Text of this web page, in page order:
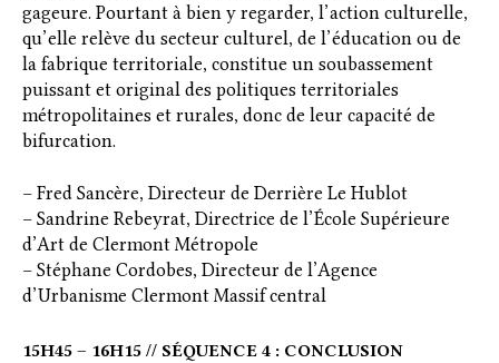
gageure. Pourtant à bien y regarder, l’action culturelle,
qu’elle relève du secteur culturel, de l’éducation ou de
la fabrique territoriale, constitue un soubassement
puissant et original des politiques territoriales
métropolitaines et rurales, donc de leur capacité de
bifurcation.
– Fred Sancère, Directeur de Derrière Le Hublot
– Sandrine Rebeyrat, Directrice de l’École Supérieure
d’Art de Clermont Métropole
– Stéphane Cordobes, Directeur de l’Agence
d’Urbanisme Clermont Massif central
15H45 – 16H15 // SÉQUENCE 4 : CONCLUSION